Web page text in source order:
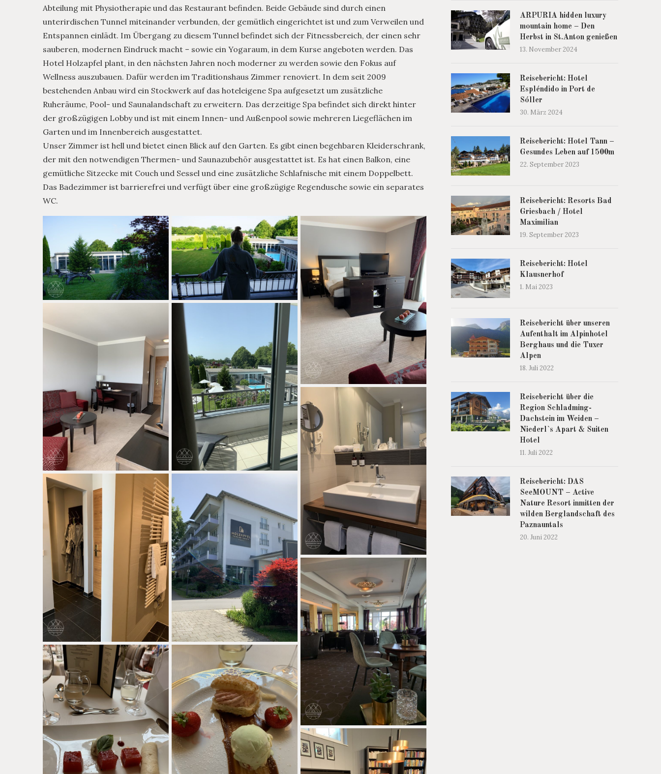
Abteilung mit Physiotherapie und das Restaurant befinden. Beide Gebäude sind durch einen
unterirdischen Tunnel miteinander verbunden, der gemütlich eingerichtet ist und zum Verweilen und
Entspannen einlädt. Im Übergang zu diesem Tunnel befindet sich der Fitnessbereich, der einen sehr
sauberen, modernen Eindruck macht – sowie ein Yogaraum, in dem Kurse angeboten werden. Das
Hotel Holzapfel plant, in den nächsten Jahren noch moderner zu werden sowie den Fokus auf
Wellness auszubauen. Dafür werden im Traditionshaus Zimmer renoviert. In dem seit 2009
bestehenden Anbau wird ein Stockwerk auf das hoteleigene Spa aufgesetzt um zusätzliche
Ruheräume, Pool- und Saunalandschaft zu erweitern. Das derzeitige Spa befindet sich direkt hinter
der großzügigen Lobby und ist mit einem Innen- und Außenpool sowie mehreren Liegeflächen im
Garten und im Innenbereich ausgestattet.
Unser Zimmer ist hell und bietet einen Blick auf den Garten. Es gibt einen begehbaren Kleiderschrank,
der mit den notwendigen Thermen- und Saunazubehör ausgestattet ist. Es hat einen Balkon, eine
gemütliche Sitzecke mit Couch und Sessel und eine zusätzliche Schlafnische mit einem Doppelbett.
Das Badezimmer ist barrierefrei und verfügt über eine großzügige Regendusche sowie ein separates
WC.
ARPURIA hidden luxury
mountain home – Den
Herbst in St.Anton genießen
13. November 2024
Reisebericht: Hotel
Espléndido in Port de
Sóller
30. März 2024
Reisebericht: Hotel Tann –
Gesundes Leben auf 1500m
22. September 2023
Reisebericht: Resorts Bad
Griesbach / Hotel
Maximilian
19. September 2023
Reisebericht: Hotel
Klausnerhof
1. Mai 2023
Reisebericht über unseren
Aufenthalt im Alpinhotel
Berghaus und die Tuxer
Alpen
18. Juli 2022
Reisebericht über die
Region Schladming-
Dachstein im Weiden –
Niederl`s Apart & Suiten
Hotel
11. Juli 2022
Reisebericht: DAS
SeeMOUNT – Active
Nature Resort inmitten der
wilden Berglandschaft des
Paznauntals
20. Juni 2022